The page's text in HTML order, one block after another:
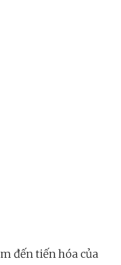
đến tiến hóa của